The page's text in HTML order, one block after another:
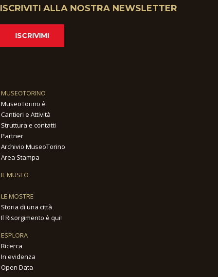
ISCRIVITI ALLA NOSTRA NEWSLETTER
ISCRIVIMI
MUSEOTORINO
MuseoTorino è
Cantieri e Attività
Struttura e contatti
Partner
Archivio MuseoTorino
Area Stampa
IL MUSEO
LE MOSTRE
Storia di una città
Il Risorgimento è qui!
ESPLORA
Ricerca
In evidenza
Open Data